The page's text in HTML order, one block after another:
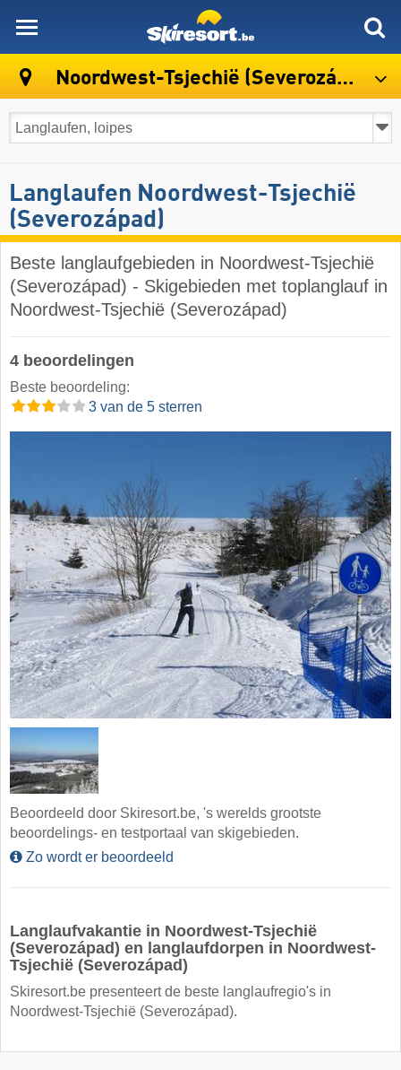
Noordwest-Tsjechië (Severozápad)
Langlaufen Noordwest-Tsjechië
(Severozápad)
Beste langlaufgebieden in Noordwest-Tsjechië
(Severozápad) - Skigebieden met toplanglauf in
Noordwest-Tsjechië (Severozápad)
4 beoordelingen
Beste beoordeling:
3 van de 5 sterren
Beoordeeld door Skiresort.be, 's werelds grootste
beoordelings- en testportaal van skigebieden.
Zo wordt er beoordeeld
Langlaufvakantie in Noordwest-Tsjechië
(Severozápad) en langlaufdorpen in Noordwest-
Tsjechië (Severozápad)
Skiresort.be presenteert de beste langlaufregio's in
Noordwest-Tsjechië (Severozápad).